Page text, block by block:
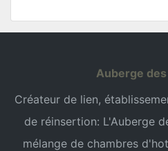
Auberge
Créateur de lien,
de réinsertion: L'Auberge
mélange de chambres